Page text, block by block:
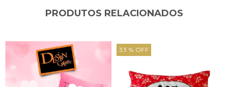
PRODUTOS RELACIONADOS
33 % OFF